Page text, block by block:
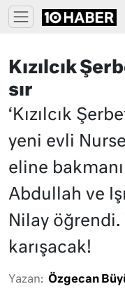
Kızılcık
sır
‘Kızılcık
yeni evli
eline
Abdullah ve
Nilay öğrendi.
karışacak!
Yazan: Özgecan